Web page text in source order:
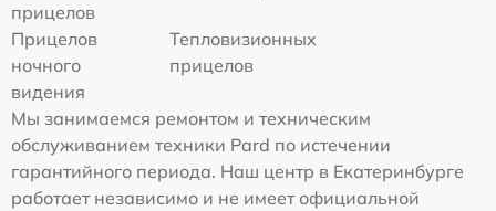
прицелов
Прицелов
ночного
видения
Тепловизионных
прицелов
Мы занимаемся ремонтом и техническим
обслуживанием техники Pard по истечении
гарантийного периода. Наш центр в Екатеринбурге
работает независимо и не имеет официальной